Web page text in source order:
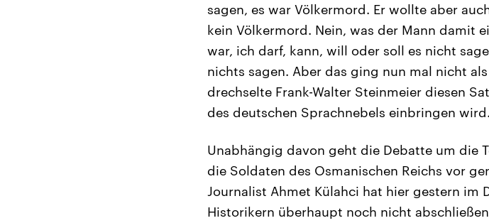
sagen, es war Völkermord. Er wollte aber
kein Völkermord. Nein, was der Mann damit
war, ich darf, kann, will oder soll es nicht
nichts sagen. Aber das ging nun mal nicht
drechselte Frank-Walter Steinmeier diesen
des deutschen Sprachnebels einbringen wird.
Unabhängig davon geht die Debatte um die
die Soldaten des Osmanischen Reichs vor
Journalist Ahmet Külahci hat hier gestern im
Historikern überhaupt noch nicht